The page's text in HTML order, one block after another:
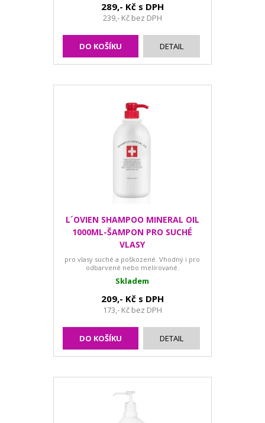
289,- Kč s DPH
239,- Kč bez DPH
DO KOŠÍKU DETAIL
L´OVIEN SHAMPOO MINERAL OIL
1000ML-ŠAMPON PRO SUCHÉ
VLASY
pro vlasy suché a poškozené. Vhodný i pro
odbarvené nebo melírované.
Skladem
209,- Kč s DPH
173,- Kč bez DPH
DO KOŠÍKU DETAIL